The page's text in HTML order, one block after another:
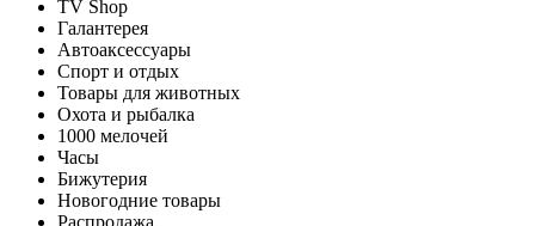
TV Shop
Галантерея
Автоаксессуары
Спорт и отдых
Товары для животных
Охота и рыбалка
1000 мелочей
Часы
Бижутерия
Новогодние товары
Распродажа